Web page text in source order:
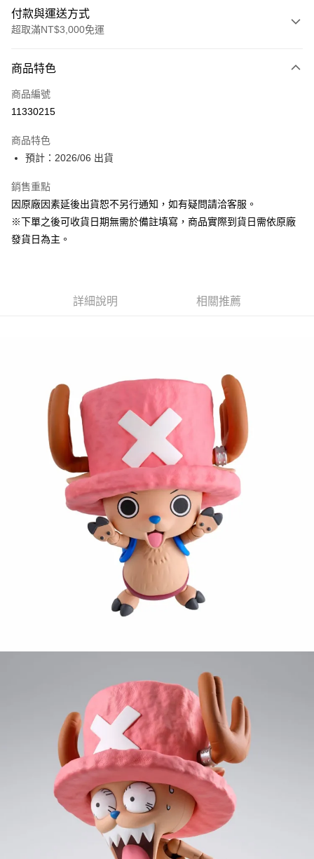
付款與運送方式
超取滿NT$3,000免運
信用卡一次付款
超商取貨付款
大哥付你分期
【大哥付你分期使用說明】
1.本服務由台灣大哥大提供，台灣大哥大用戶可立即使用無須另外申請。
流程，驗證手機門號後，選擇欲分期的期數、繳款截止日，確認付款後即完
成交易。
【繳款方式說明】
1.本服務係由「台灣大哥大股份有限公司」（以下簡稱本公司）所提供，讓
用戶於交易時，得透過本服務購買商品或服務，並由商店將買賣／分期付款
買賣價金債權讓與本公司後，依約使用本公司帳單繳交帳款。
2.基於同意付款使用「大哥付你分期」之契約關係目的，商店將以您的個人
資料（包含姓名、電話或地址）提供予台灣大哥大進項蒐集、處理及利用，
由本公司與您本人進行分期帳單所需資料之確認、核對及更正。
3.完整用戶服務條款，請詳閱以下連結：https://oppay.tw/userRule
ATM付款
運送方式
預購-付款後全家取貨(舊)
預購-付款後7-11取貨(舊)
每筆NT$90，滿NT$3,000(含以上)免運費
預購-宅配(舊)
每筆NT$120，滿NT$3,000(含以上)免運費
預購-宅配(離島)(舊)
每筆NT$160，滿NT$3,000(含以上)免運費
東海門市自取，需自備購物袋取貨唷。
商品特色
商品編號
11330215
商品特色
預計：2026/06 出貨
銷售重點
因原廠因素延後出貨恕不另行通知，如有疑問請洽客服。
※下單之後可收貨日期無需於備註填寫，商品實際到貨日需依原廠
發貨日為主。
詳細說明 相關推薦